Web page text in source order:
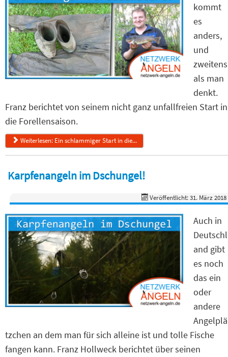
kommt
es
anders,
und
zweitens
als man
denkt.
Franz berichtet von seinem nicht ganz unfallfreien Start in
die Forellensaison.
Weiterlesen: Ein schlammiger Start in die...
Karpfenangeln im Dschungel!
Veröffentlicht: 31. März 2018
Auch in
Deutschl
and gibt
es noch
das ein
oder
andere
Angelplä
tzchen an dem man für sich alleine ist und tolle Fische
fangen kann. Franz Hollweck berichtet über seinen